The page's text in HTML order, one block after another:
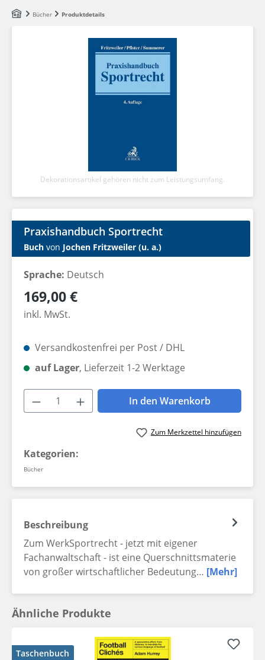
Zum Hauptinhalt springen
Bücher Produktdetails
Dekorationsartikel gehören nicht zum Leistungsumfang.
Praxishandbuch Sportrecht
Buch von Jochen Fritzweiler (u. a.)
Sprache: Deutsch
Regulärer Preis:
169,00 €
inkl. MwSt.
Versandkostenfrei per Post / DHL
auf Lager, Lieferzeit 1-2 Werktage
Produkt Anzahl: Gib den
In den Warenkorb
Zum Merkzettel hinzufügen
Kategorien:
Bücher
Beschreibung
Zum WerkSportrecht - jetzt mit eigener
Fachanwaltschaft - ist eine Querschnittsmaterie
von großer wirtschaftlicher Bedeutung… [Mehr]
Ähnliche Produkte
Taschenbuch